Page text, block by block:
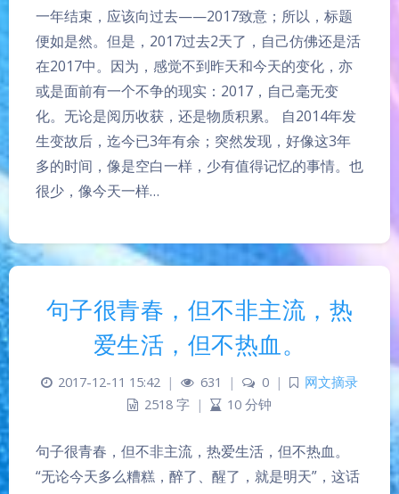
一年结束，应该向过去——2017致意；所以，标题
便如是然。但是，2017过去2天了，自己仿佛还是活
在2017中。因为，感觉不到昨天和今天的变化，亦
或是面前有一个不争的现实：2017，自己毫无变
化。无论是阅历收获，还是物质积累。 自2014年发
生变故后，迄今已3年有余；突然发现，好像这3年
多的时间，像是空白一样，少有值得记忆的事情。也
很少，像今天一样…
句子很青春，但不非主流，热
爱生活，但不热血。
2017-12-11 15:42 | 631 | 0 |
网文摘录
2518 字 | 10 分钟
句子很青春，但不非主流，热爱生活，但不热血。
“无论今天多么糟糕，醉了、醒了，就是明天”，这话